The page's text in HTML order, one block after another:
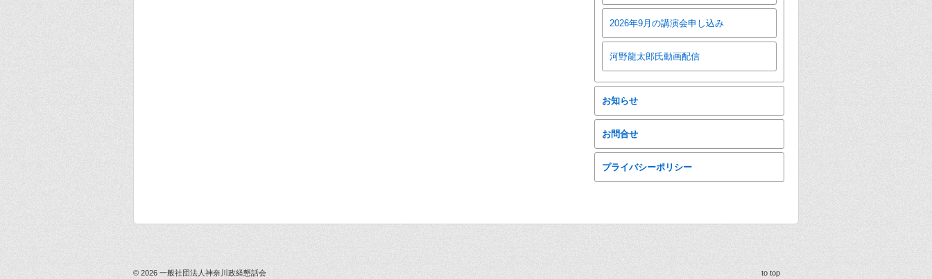
2026年9月の講演会申し込み
河野龍太郎氏動画配信
お知らせ
お問合せ
プライバシーポリシー
© 2026 一般社団法人神奈川政経懇話会 to top